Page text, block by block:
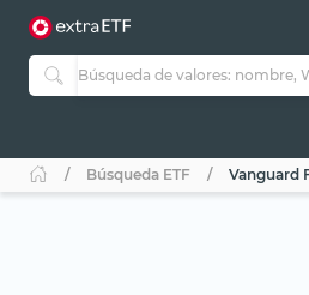
Búsqueda ETF Vanguard